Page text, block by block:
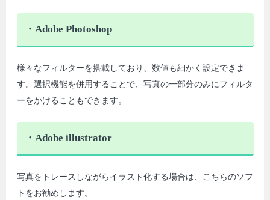
・Adobe Photoshop
様々なフィルターを搭載しており、数値も細かく設定できま
す。選択機能を併用することで、写真の一部分のみにフィルタ
ーをかけることもできます。
・Adobe illustrator
写真をトレースしながらイラスト化する場合は、こちらのソフ
トをお勧めします。